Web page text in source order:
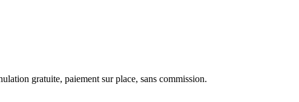
gratuite, paiement sur place, sans commission.